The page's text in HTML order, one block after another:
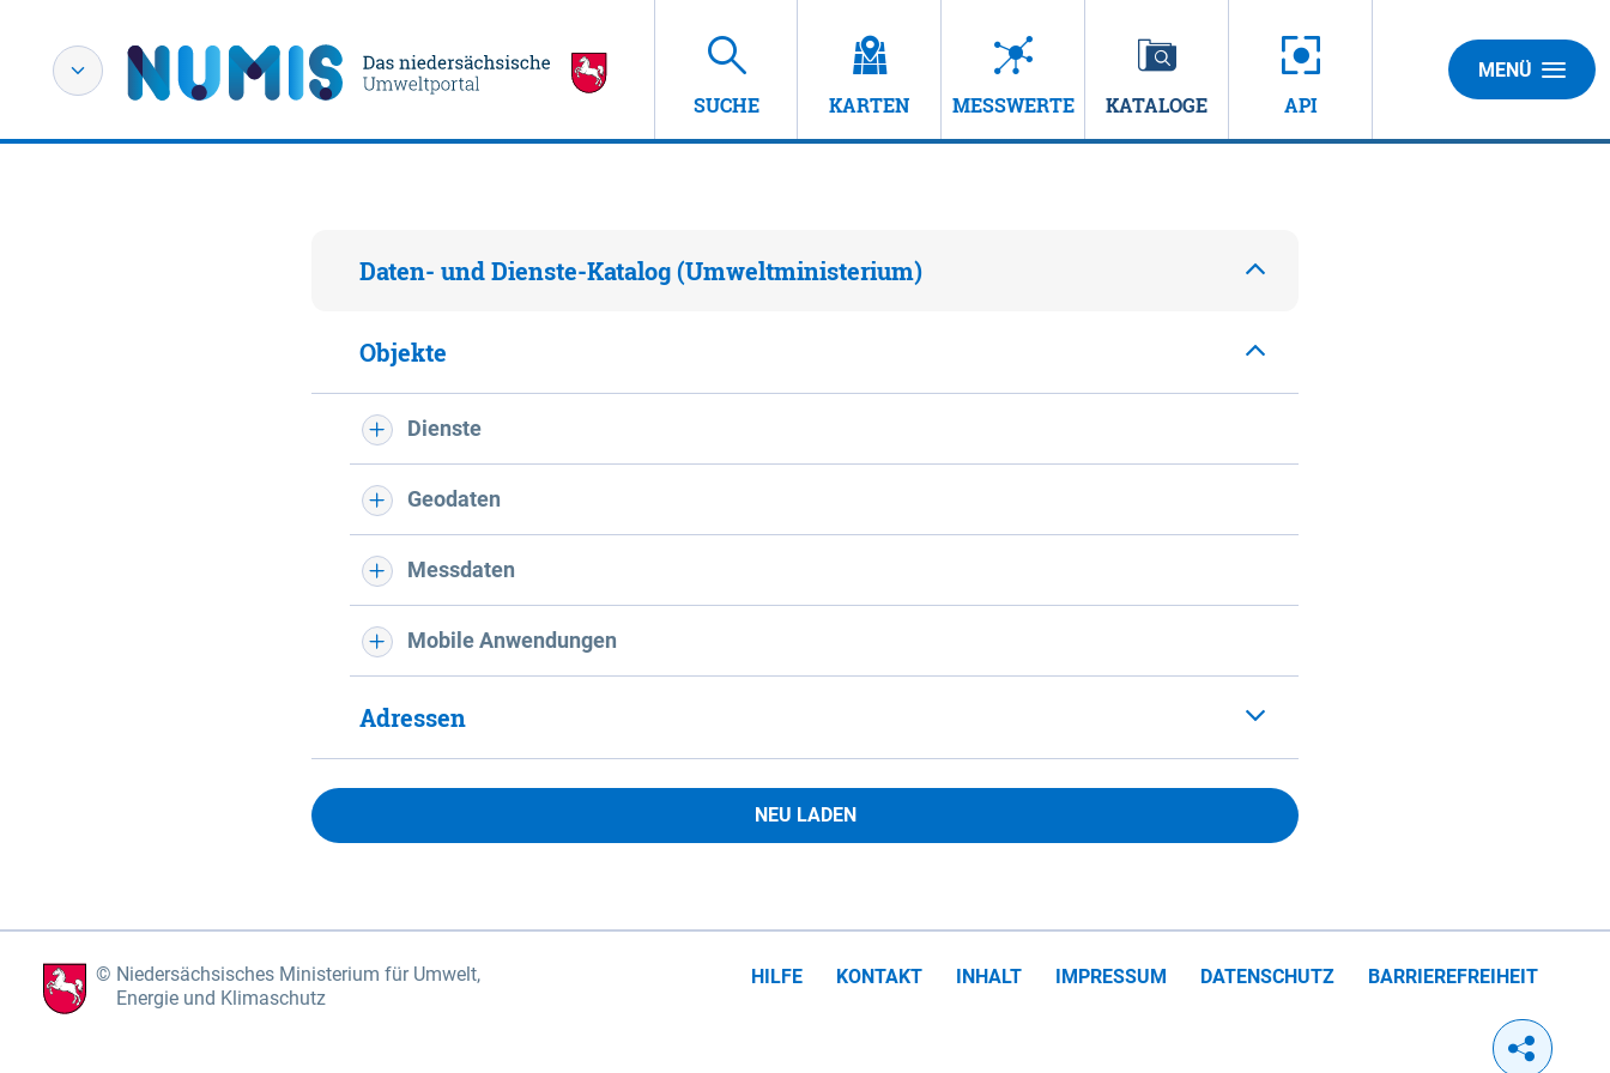
SUCHE KARTEN MESSWERTE KATALOGE API
MENÜ
Daten- und Dienste-Katalog (Umweltministerium)
Objekte
Dienste
Geodaten
Messdaten
Mobile Anwendungen
Adressen
NEU LADEN
Niedersächsisches Ministerium für Umwelt,
Energie und Klimaschutz
HILFE KONTAKT INHALT IMPRESSUM DATENSCHUTZ BARRIEREFREIHEIT